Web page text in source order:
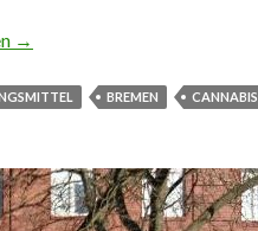
Besitz von Cannabis lockern
→
BREMEN CANNABIS